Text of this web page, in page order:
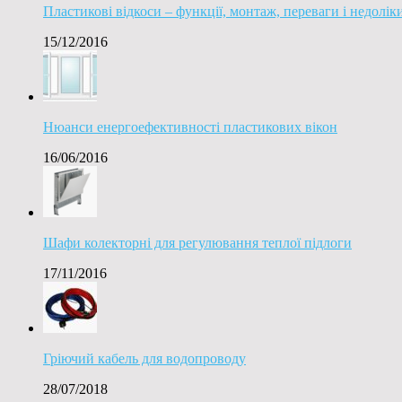
Пластикові відкоси – функції, монтаж, переваги і
15/12/2016
Нюанси енергоефективності пластикових вікон
16/06/2016
Шафи колекторні для регулювання теплої підлоги
17/11/2016
Гріючий кабель для водопроводу
28/07/2018